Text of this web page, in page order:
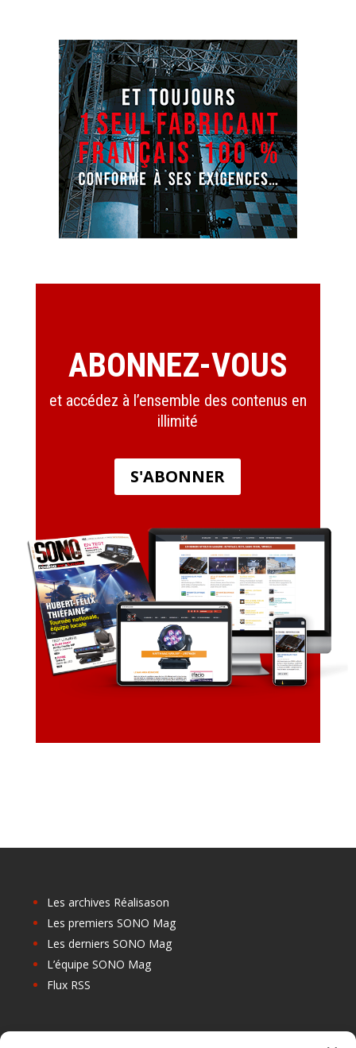
ABONNEZ-VOUS
et accédez à l’ensemble des contenus en
illimité
S'ABONNER
Les archives Réalisason
Les premiers SONO Mag
Les derniers SONO Mag
L’équipe SONO Mag
Flux RSS